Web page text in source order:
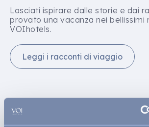
Lasciati ispirare dalle storie e dai
provato una vacanza nei bellissimi
VOIhotels.
Leggi i racconti di viaggio